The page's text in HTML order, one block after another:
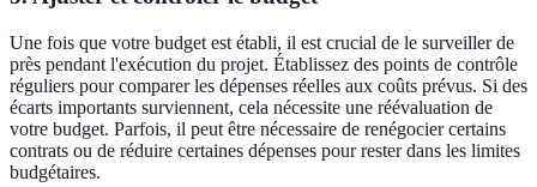
Une fois que votre budget est établi, il est crucial de le surveiller de
près pendant l'exécution du projet. Établissez des points de contrôle
réguliers pour comparer les dépenses réelles aux coûts prévus. Si des
écarts importants surviennent, cela nécessite une réévaluation de
votre budget. Parfois, il peut être nécessaire de renégocier certains
contrats ou de réduire certaines dépenses pour rester dans les limites
budgétaires.